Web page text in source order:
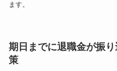
ます。
期日までに退職金が振
策